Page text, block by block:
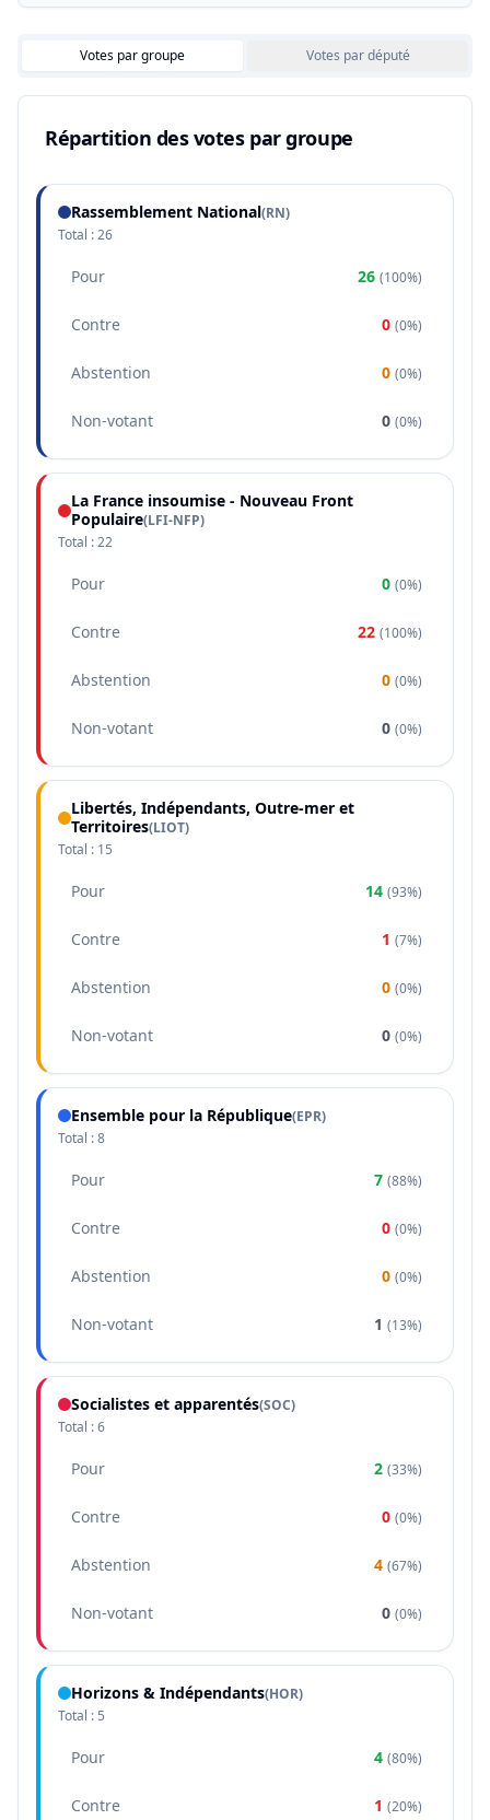
Votes par groupe Votes par député
Répartition des votes par groupe
Rassemblement National(RN)
Total :26
Pour 26 (100%)
Contre 0 (0%)
Abstention 0 (0%)
Non-votant 0 (0%)
La France insoumise - Nouveau Front
Populaire(LFI-NFP)
Total :22
Pour 0 (0%)
Contre 22 (100%)
Abstention 0 (0%)
Non-votant 0 (0%)
Libertés, Indépendants, Outre-mer et
Territoires(LIOT)
Total : 15
Pour 14 (93%)
Contre 1 (7%)
Abstention 0 (0%)
Non-votant 0 (0%)
Ensemble pour la République(EPR)
Total :8
Pour 7 (88%)
Contre 0 (0%)
Abstention 0 (0%)
Non-votant 1 (13%)
Socialistes et apparentés(SOC)
Total :6
Pour 2 (33%)
Contre 0 (0%)
Abstention 4 (67%)
Non-votant 0 (0%)
Horizons & Indépendants(HOR)
Total : 5
Pour 4 (80%)
Contre 1 (20%)